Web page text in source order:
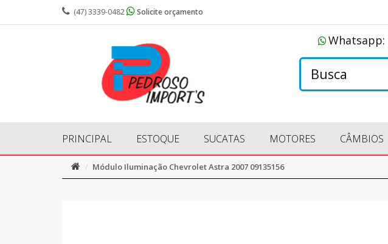
(47) 3339-0482 Solicite orçamento
Whatsapp:
PRINCIPAL ESTOQUE SUCATAS MOTORES CÂMBIOS
Módulo Iluminação Chevrolet Astra 2007 09135156